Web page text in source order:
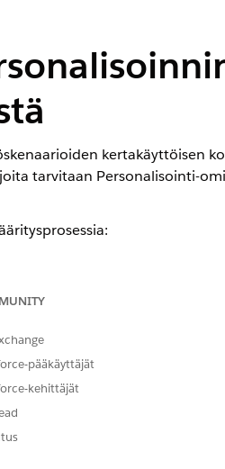
kertakäyttöisen
tarvitaan Personalisointi-
valitulle käyttötarkoitukselle.
datatilaan käyttämällä tätä
automaattisesti oikean
tai kartoittamattomat objektin
ja sen omaisuudet käyttöön.
pääkäyttäjät
kehittäjät